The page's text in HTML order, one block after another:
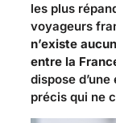
les plus
voyageurs
n’existe
entre la
dispose
précis qui ne